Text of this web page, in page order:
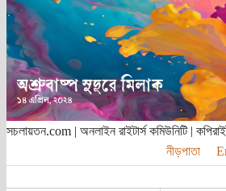
সচলায়তন.com | অনলাইন রাইটার্স কমিউনিটি |
নীড়পাতা